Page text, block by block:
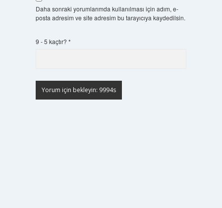
Daha sonraki yorumlarımda kullanılması için adım, e-
posta adresim ve site adresim bu tarayıcıya kaydedilsin.
9 - 5 kaçtır? *